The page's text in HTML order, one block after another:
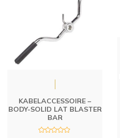
KABELACCESSOIRE –
BODY-SOLID LAT BLASTER
BAR